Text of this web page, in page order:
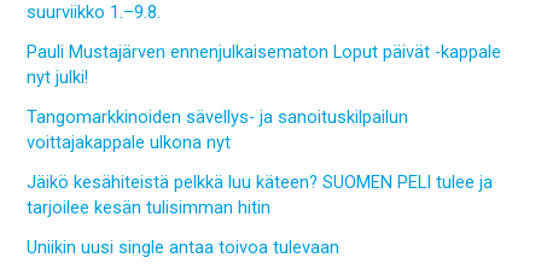
suurviikko 1.–9.8.
Pauli Mustajärven ennenjulkaisematon Loput päivät -kappale
nyt julki!
Tangomarkkinoiden sävellys- ja sanoituskilpailun
voittajakappale ulkona nyt
Jäikö kesähiteistä pelkkä luu käteen? SUOMEN PELI tulee ja
tarjoilee kesän tulisimman hitin
Uniikin uusi single antaa toivoa tulevaan